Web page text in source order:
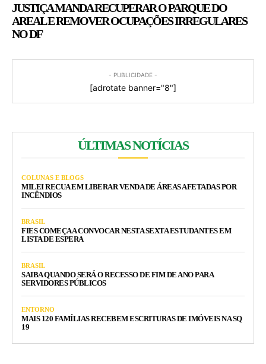
JUSTIÇA MANDA RECUPERAR O PARQUE DO
AREAL E REMOVER OCUPAÇÕES IRREGULARES
NO DF
- PUBLICIDADE -
[adrotate banner="8"]
ÚLTIMAS NOTÍCIAS
COLUNAS E BLOGS
MILEI RECUA EM LIBERAR VENDA DE ÁREAS AFETADAS POR
INCÊNDIOS
BRASIL
FIES COMEÇA A CONVOCAR NESTA SEXTA ESTUDANTES EM
LISTA DE ESPERA
BRASIL
SAIBA QUANDO SERÁ O RECESSO DE FIM DE ANO PARA
SERVIDORES PÚBLICOS
ENTORNO
MAIS 120 FAMÍLIAS RECEBEM ESCRITURAS DE IMÓVEIS NA SQ
19